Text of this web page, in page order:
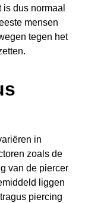
dus normaal
mensen
tegen het
in
zoals de
van de piercer
liggen
piercing